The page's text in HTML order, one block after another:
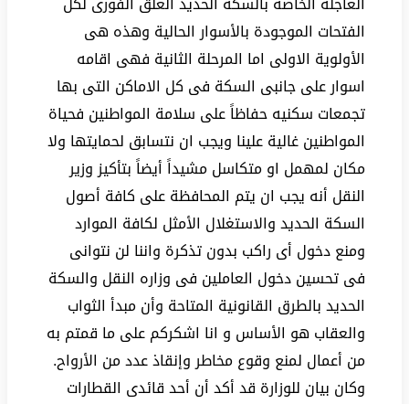
الفتحات الموجودة بالأسوار الحالية وهذه هى
الأولوية الاولى اما المرحلة الثانية فهى اقامه
اسوار على جانبى السكة فى كل الاماكن التى بها
تجمعات سكنيه حفاظاً على سلامة المواطنين فحياة
المواطنين غالية علينا ويجب ان نتسابق لحمايتها ولا
مكان لمهمل او متكاسل مشيداً أيضاً بتأكيز وزير
النقل أنه يجب ان يتم المحافظة على كافة أصول
السكة الحديد والاستغلال الأمثل لكافة الموارد
ومنع دخول أى راكب بدون تذكرة واننا لن نتوانى
فى تحسين دخول العاملين فى وزاره النقل والسكة
الحديد بالطرق القانونية المتاحة وأن مبدأ الثواب
والعقاب هو الأساس و انا اشكركم على ما قمتم به
من أعمال لمنع وقوع مخاطر وإنقاذ عدد من الأرواح.
وكان بيان للوزارة قد أكد أن أحد قائدى القطارات